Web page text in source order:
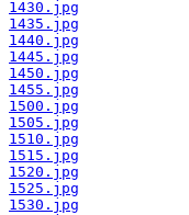
1430.jpg
1435.jpg
1440.jpg
1445.jpg
1450.jpg
1455.jpg
1500.jpg
1505.jpg
1510.jpg
1515.jpg
1520.jpg
1525.jpg
1530.jpg